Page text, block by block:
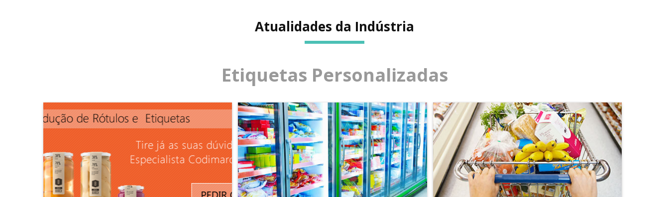
Atualidades da Indústria
Etiquetas Personalizadas